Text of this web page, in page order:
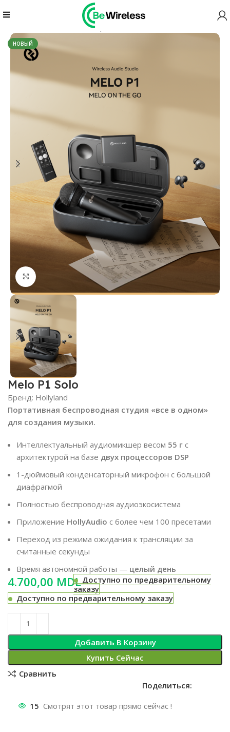
Wireless Microphone
НОВЫЙ
Нажмите, чтобы увеличить
Melo P1 Solo
Бренд: Hollyland
Портативная беспроводная студия «все в одном»
для создания музыки.
Интеллектуальный аудиомикшер весом 55 г с
архитектурой на базе двух процессоров DSP
1-дюймовый конденсаторный микрофон с большой
диафрагмой
Полностью беспроводная аудиоэкосистема
Приложение HollyAudio с более чем 100 пресетами
Переход из режима ожидания к трансляции за
считанные секунды
Время автономной работы — целый день
MDLДоступно по предварительному
заказу
Доступно по предварительному заказу
Добавить В Корзину
Купить Сейчас
Сравнить
Поделиться:
15 Смотрят этот товар прямо сейчас !